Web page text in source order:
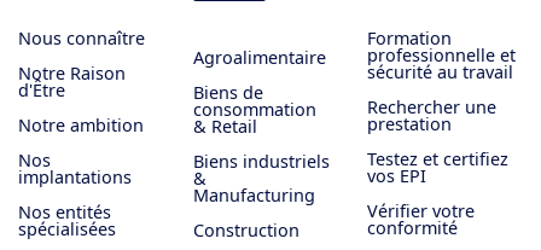
Nous connaître
Notre Raison
d'Être
Notre ambition
Nos
implantations
Nos entités
spécialisées
Agroalimentaire
Biens de
consommation
& Retail
Biens industriels
&
Manufacturing
Construction
Formation
professionnelle et
sécurité au travail
Rechercher une
prestation
Testez et certifiez
vos EPI
Vérifier votre
conformité